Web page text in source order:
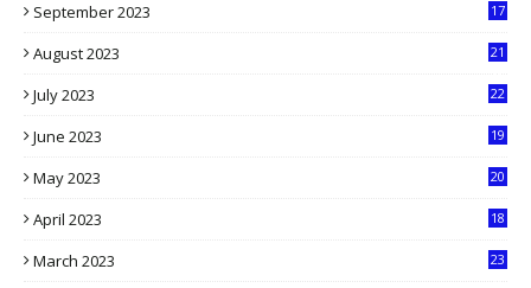
September 2023
17
August 2023
21
July 2023
22
June 2023
19
May 2023
20
April 2023
18
March 2023
23